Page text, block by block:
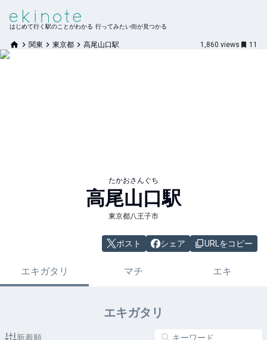
はじめて行く駅のことがわかる 行ってみたい街が見つかる
関東 東京都 高尾山口駅 1,860 views 11
たかおさんぐち
高尾山口駅
東京都八王子市
ポスト シェア URLをコピー
エキガタリ マチ エキ
エキガタリ
新着順